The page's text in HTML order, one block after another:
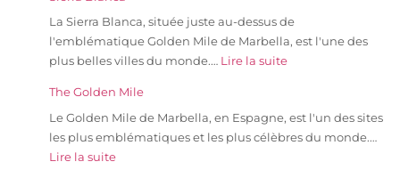
La Sierra Blanca, située juste au-dessus de
l'emblématique Golden Mile de Marbella, est l'une des
plus belles villes du monde.… Lire la suite
The Golden Mile
Le Golden Mile de Marbella, en Espagne, est l'un des sites
les plus emblématiques et les plus célèbres du monde.…
Lire la suite